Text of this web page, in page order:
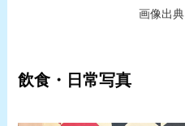
画像出典
飲食・日常写真